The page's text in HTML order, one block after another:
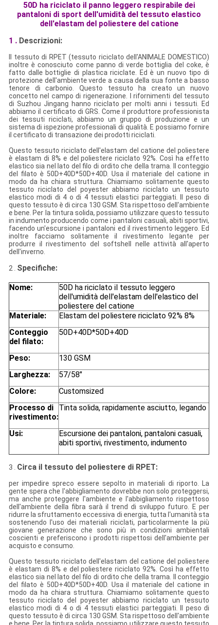
50D ha riciclato il panno leggero respirabile dei
pantaloni di sport dell'umidità del tessuto elastico
dell'elastam del poliestere del catione
1 . Descrizioni:
Il tessuto di RPET (tessuto riciclato dell'ANIMALE DOMESTICO)
inoltre è conosciuto come panno di verde bottiglia del coke, è
fatto dalle bottiglie di plastica riciclate. Ed è un nuovo tipo di
protezione dell'ambiente verde a causa della sua fonte a basso
tenore di carbonio. Questo tessuto ha creato un nuovo
concetto nel campo di rigenerazione. I rifornimenti del tessuto
di Suzhou Jingang hanno riciclato per molti anni i tessuti. Ed
abbiamo il certificato di GRS. Come il produttore professionista
dei tessuti riciclati, abbiamo un gruppo di produzione e un
sistema di ispezione professionali di qualità. E possiamo fornire
il certificato di transazione dei prodotti riciclati.
Questo tessuto riciclato dell'elastam del catione del poliestere
è elastam di 8% e del poliestere riciclato 92%. Così ha effetto
elastico sia nel lato del filo di ordito che della trama. Il conteggio
del filato è 50D+40D*50D+40D. Usa il materiale del catione in
modo da ha chiara struttura. Chiamiamo solitamente questo
tessuto riciclato del poyester abbiamo riciclato un tessuto
elastico modi di 4 o di 4 tessuti elastici parteggiati. Il peso di
questo tessuto è di circa 130 GSM. Sta rispettoso dell'ambiente
e bene. Per la tintura solida, possiamo utilizzare questo tessuto
in indumento producendo come i pantaloni casuali, abiti sportivi,
facendo un'escursione i pantaloni ed il rivestimento leggero. Ed
inoltre facciamo solitamente il rivestimento legante per
produrre il rivestimento del softshell nelle attività all'aperto
dell'inverno.
2 . Specifiche:
Nome:
50D ha riciclato il tessuto leggero
dell'umidità dell'elastam dell'elastico del
poliestere del catione
Materiale:
Elastam del poliestere riciclato 92% 8%
Conteggio
del filato:
50D+40D*50D+40D
Peso:
130 GSM
Larghezza:
57/58"
Colore:
Customsized
Processo di
rivestimento:
Tinta solida, rapidamente asciutto, legando
Usi:
Escursione dei pantaloni, pantaloni casuali,
abiti sportivi, rivestimento, indumento
3 . Circa il tessuto del poliestere di RPET:
per impedire spreco essere sepolto in materiali di riporto. La
gente spera che l'abbigliamento dovrebbe non solo proteggersi,
ma anche proteggere l'ambiente e l'abbigliamento rispettoso
dell'ambiente della fibra sarà il trend di sviluppo futuro. E per
ridurre la sfruttamento eccessiva di energia, tutta l'umanità sta
sostenendo l'uso dei materiali riciclati, particolarmente la più
giovane generazione che sono più in condizioni ambientali
coscienti e preferiscono i prodotti rispettosi dell'ambiente per
acquisto e consumo.
Questo tessuto riciclato dell'elastam del catione del poliestere
è elastam di 8% e del poliestere riciclato 92%. Così ha effetto
elastico sia nel lato del filo di ordito che della trama. Il conteggio
del filato è 50D+40D*50D+40D. Usa il materiale del catione in
modo da ha chiara struttura. Chiamiamo solitamente questo
tessuto riciclato del poyester abbiamo riciclato un tessuto
elastico modi di 4 o di 4 tessuti elastici parteggiati. Il peso di
questo tessuto è di circa 130 GSM. Sta rispettoso dell'ambiente